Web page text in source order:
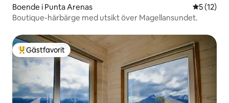
Boende i Punta Arenas 5 av 5 i
5 (12)
Boutique-härbärge med utsikt över Magellansundet.
Populär gästfavorit
Gästfavorit